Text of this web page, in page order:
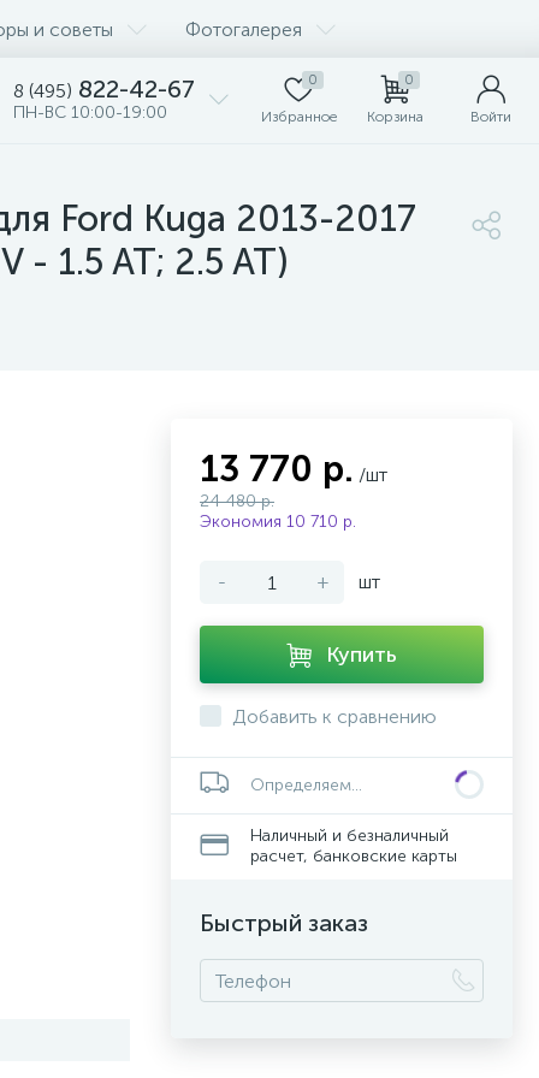
и советы Фотогалерея
8 (495) 822-42-67
ПН-ВС 10:00-19:00
0
Избранное
0
Корзина Войти
Ford Kuga 2013-2017
- 1.5 AT; 2.5 AT)
13 770 р. /шт
24 480 р.
Экономия 10 710 р.
- + шт
Купить
Добавить к сравнению
Определяем...
Наличный и безналичный
расчет, банковские карты
Быстрый заказ